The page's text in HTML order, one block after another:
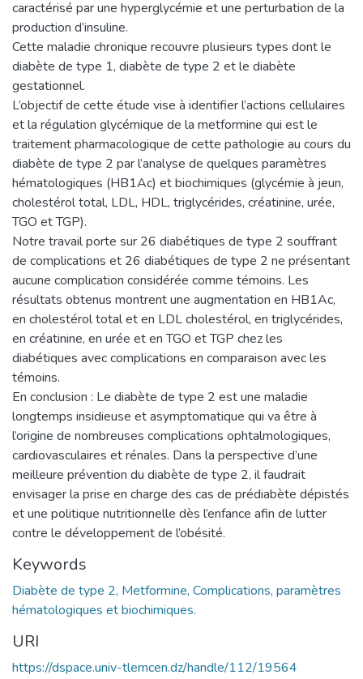
caractérisé par une hyperglycémie et une perturbation de la
production d’insuline.
Cette maladie chronique recouvre plusieurs types dont le
diabète de type 1, diabète de type 2 et le diabète
gestationnel.
L’objectif de cette étude vise à identifier l’actions cellulaires
et la régulation glycémique de la metformine qui est le
traitement pharmacologique de cette pathologie au cours du
diabète de type 2 par l’analyse de quelques paramètres
hématologiques (HB1Ac) et biochimiques (glycémie à jeun,
cholestérol total, LDL, HDL, triglycérides, créatinine, urée,
TGO et TGP).
Notre travail porte sur 26 diabétiques de type 2 souffrant
de complications et 26 diabétiques de type 2 ne présentant
aucune complication considérée comme témoins. Les
résultats obtenus montrent une augmentation en HB1Ac,
en cholestérol total et en LDL cholestérol, en triglycérides,
en créatinine, en urée et en TGO et TGP chez les
diabétiques avec complications en comparaison avec les
témoins.
En conclusion : Le diabète de type 2 est une maladie
longtemps insidieuse et asymptomatique qui va être à
l’origine de nombreuses complications ophtalmologiques,
cardiovasculaires et rénales. Dans la perspective d’une
meilleure prévention du diabète de type 2, il faudrait
envisager la prise en charge des cas de prédiabète dépistés
et une politique nutritionnelle dès l’enfance afin de lutter
contre le développement de l’obésité.
Keywords
Diabète de type 2, Metformine, Complications, paramètres
hématologiques et biochimiques.
URI
https://dspace.univ-tlemcen.dz/handle/112/19564